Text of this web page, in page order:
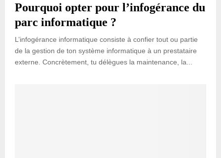
Pourquoi opter pour l’infogérance du
parc informatique ?
L’infogérance informatique consiste à confier tout ou partie
de la gestion de ton système informatique à un prestataire
externe. Concrètement, tu délègues la maintenance, la...